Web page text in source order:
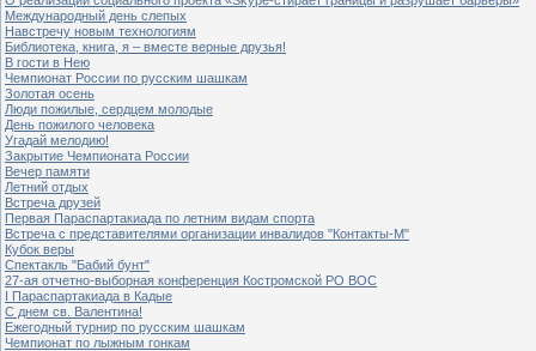
Международный день слепых
Навстречу новым технологиям
Библиотека, книга, я – вместе верные друзья!
В гости в Нею
Чемпионат России по русским шашкам
Золотая осень
Люди пожилые, сердцем молодые
День пожилого человека
Угадай мелодию!
Закрытие Чемпионата России
Вечер памяти
Летний отдых
Встреча друзей
Первая Параспартакиада по летним видам спорта
Встреча с представителями организации инвалидов "Контакты-М"
Кубок веры
Спектакль "Бабий бунт"
27-ая отчетно-выборная конференция Костромской РО ВОС
I Параспартакиада в Кадые
С днем св. Валентина!
Ежегодный турнир по русским шашкам
Чемпионат по лыжным гонкам